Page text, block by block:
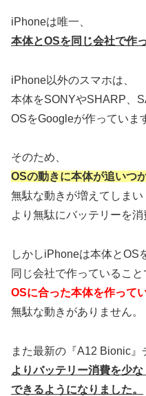
iPhoneは唯一、
本体とOSを同じ会社で作
iPhone以外のスマホは、
本体をSONYやSHARP、
OSをGoogleが作っていま
そのため、
OSの動きに本体が追いつ
無駄な動きが増えてしまい
より無駄にバッテリーを消
しかしiPhoneは本体とOS
同じ会社で作っていること
OSに合った本体を作って
無駄な動きがありません。
また最新の『A12 Bionic』
よりバッテリー消費を少
できるようになりました。